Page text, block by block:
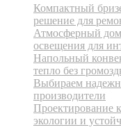
Компактный
решение для
Атмосферный
освещения для
Напольный
тепло без
Выбираем
производители
Проектирование
экологии и